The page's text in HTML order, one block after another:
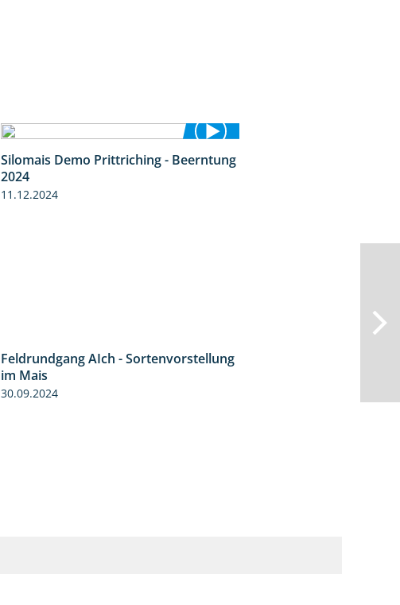
12:28
Silomais Demo Prittriching - Beerntung
2024
11.12.2024
Feldrundgang AIch - Sortenvorstellung
im Mais
30.09.2024